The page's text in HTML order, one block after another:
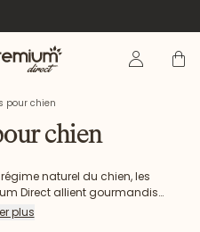
Se Panier
pour chien
chien
naturel du chien, les
Direct allient gourmandise
croquante et leur goût
plus